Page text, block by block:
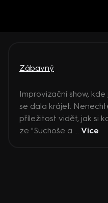
Zábavný
Improvizační show,
se dala krájet.
příležitost vidět, jak si
ze "Suchoše a ... Více